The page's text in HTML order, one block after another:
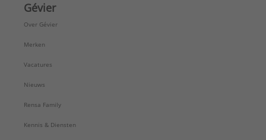
Gévier
Over Gévier
Merken
Vacatures
Nieuws
Rensa Family
Kennis & Diensten